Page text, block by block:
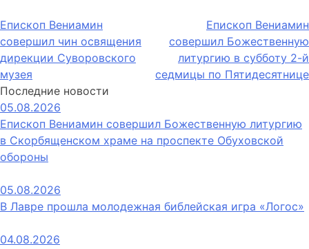
Навигация
по
записям
Епископ Вениамин
совершил чин освящения
дирекции Суворовского
музея
Епископ Вениамин
совершил Божественную
литургию в субботу 2-й
седмицы по Пятидесятнице
Последние новости
05.08.2026
Епископ Вениамин совершил Божественную литургию
в Скорбященском храме на проспекте Обуховской
обороны
05.08.2026
В Лавре прошла молодежная библейская игра «Логос»
04.08.2026